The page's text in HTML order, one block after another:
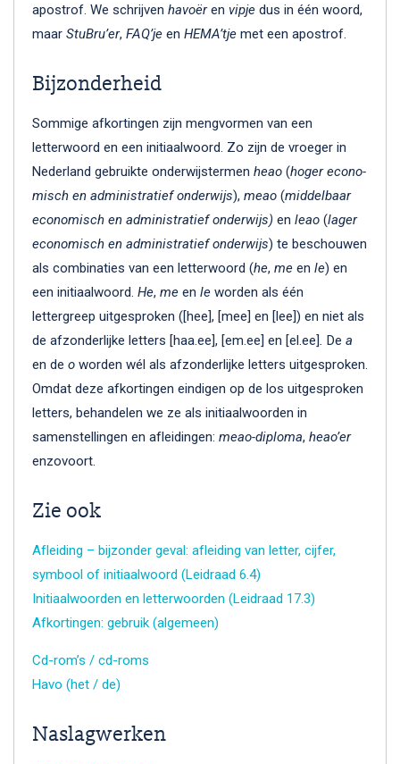
apostrof. We schrijven havoëren vipje dus in één woord,
maar StuBru’er, FAQ’je en HEMA’tje met een apostrof.
Bijzonderheid
Sommige afkortingen zijn mengvormen van een
letterwoord en een initiaalwoord. Zo zijn de vroeger in
Nederland gebruikte onderwijstermen heao (ho­ger eco­no­
misch en ad­mi­nis­tra­tief on­der­wijs), meao (mid­del­baar
eco­no­misch en ad­mi­nis­tra­tief on­der­wijs) en leao (la­ger
eco­no­misch en ad­mi­nis­tra­tief on­der­wijs) te beschouwen
als combinaties van een letterwoord (he, me en le) en
een initiaalwoord. He, me en le worden als één
lettergreep uitgesproken ([hee], [mee] en [lee]) en niet als
de afzonderlijke letters [haa.ee], [em.ee] en [el.ee]. De a
en de o worden wél als afzonderlijke letters uitgesproken.
Omdat deze afkortingen eindigen op de los uitgesproken
letters, behandelen we ze als initiaalwoorden in
samenstellingen en afleidingen: meao-diploma, heao’er
enzovoort.
Zie ook
Afleiding – bijzonder geval: afleiding van letter, cijfer,
symbool of initiaalwoord (Leidraad 6.4)
Initiaalwoorden en letterwoorden (Leidraad 17.3)
Afkortingen: gebruik (algemeen)
Cd-rom’s / cd-roms
Havo (het / de)
Naslagwerken